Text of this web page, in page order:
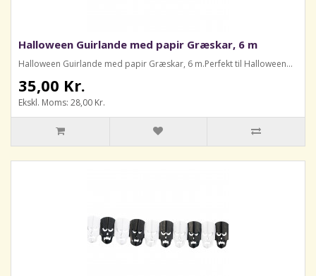
Halloween Guirlande med papir Græskar, 6 m
Halloween Guirlande med papir Græskar, 6 m.Perfekt til Halloween...
35,00 Kr.
Ekskl. Moms: 28,00 Kr.